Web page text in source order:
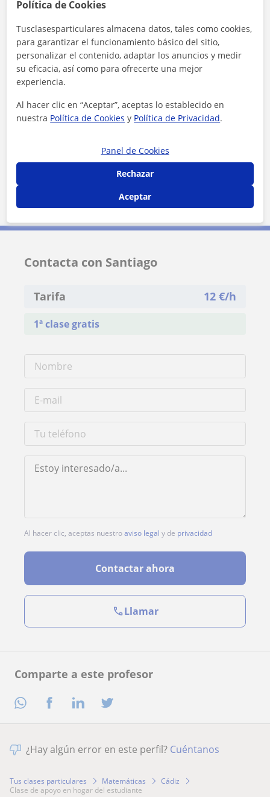
Comparte a este profesor
Localidades a las que se desplaza para dar clase
Chiclana de la Frontera
San Fernando
Puerto Real
El Puerto de Santa María
Cádiz (Ciudad)
+ −
Leaflet| ©OpenStreetMapcontributors
Contacta con Santiago
Tarifa 12 €/h
1ª clase gratis
Al hacer clic, aceptas nuestroaviso legal y de privacidad
Contactar ahora
Llamar
¿Hay algún error en este perfil? Cuéntanos
Tus clases particulares Matemáticas
Cádiz
clase de apoyo en hogar del estudiante
Política de Cookies
Tusclasesparticulares almacena datos, tales como cookies,
para garantizar el funcionamiento básico del sitio,
personalizar el contenido, adaptar los anuncios y medir
su eficacia, así como para ofrecerte una mejor
experiencia.
Al hacer clic en “Aceptar”, aceptas lo establecido en
nuestra Política de Cookies y Política de Privacidad.
Panel de Cookies
Rechazar
Aceptar